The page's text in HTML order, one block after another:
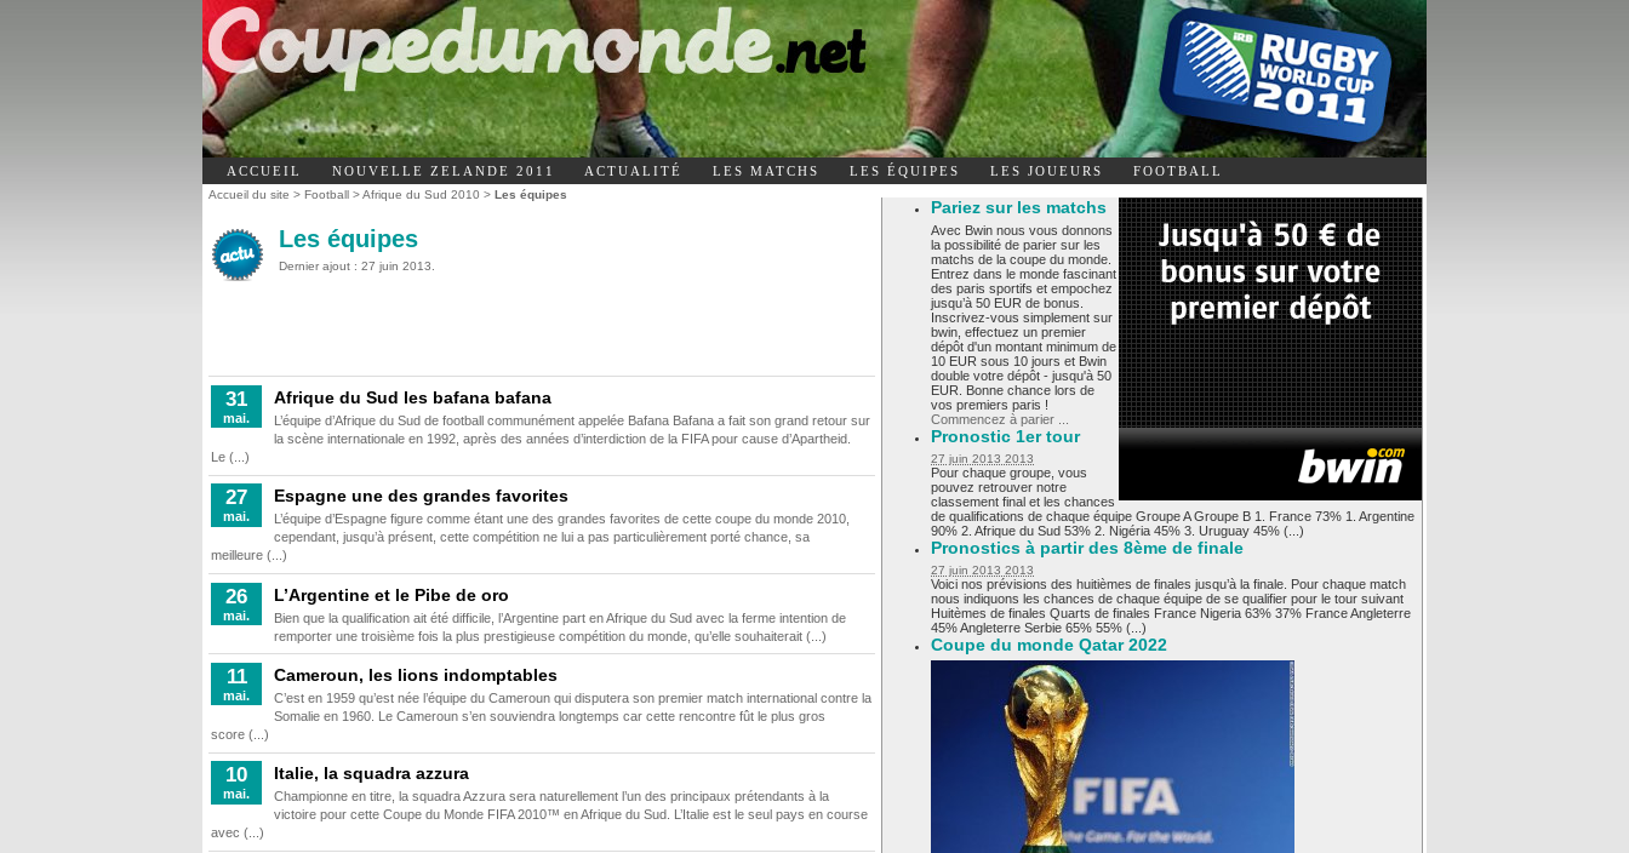
ACCUEIL NOUVELLE ZELANDE 2011 ACTUALITÉ LES MATCHS LES ÉQUIPES LES JOUEURS FOOTBALL
Accueil du site > Football >Afrique du Sud 2010 > Les équipes
Les équipes
Dernier ajout : 27 juin 2013.
31
mai.
Afrique du Sud les bafana bafana
L’équipe d’Afrique du Sud de football communément appelée Bafana Bafana a fait son grand retour sur
la scène internationale en 1992, après des années d’interdiction de la FIFA pour cause d’Apartheid.
Le (...)
27
mai.
Espagne une des grandes favorites
L’équipe d’Espagne figure comme étant une des grandes favorites de cette coupe du monde 2010,
cependant, jusqu’à présent, cette compétition ne lui a pas particulièrement porté chance, sa
meilleure (...)
26
mai.
L’Argentine et le Pibe de oro
Bien que la qualification ait été difficile, l’Argentine part en Afrique du Sud avec la ferme intention de
remporter une troisième fois la plus prestigieuse compétition du monde, qu’elle souhaiterait (...)
11
mai.
Cameroun, les lions indomptables
C’est en 1959 qu’est née l’équipe du Cameroun qui disputera son premier match international contre la
Somalie en 1960. Le Cameroun s’en souviendra longtemps car cette rencontre fût le plus gros
score (...)
10
mai.
Italie, la squadra azzura
Championne en titre, la squadra Azzura sera naturellement l’un des principaux prétendants à la
victoire pour cette Coupe du Monde FIFA 2010™ en Afrique du Sud. L’Italie est le seul pays en course
avec (...)
Pariez sur les matchs
Avec Bwin nous vous donnons
la possibilité de parier sur les
matchs de la coupe du monde.
Entrez dans le monde fascinant
des paris sportifs et empochez
jusqu’à 50 EUR de bonus.
Inscrivez-vous simplement sur
bwin, effectuez un premier
dépôt d'un montant minimum de
10 EUR sous 10 jours et Bwin
double votre dépôt - jusqu'à 50
EUR. Bonne chance lors de
vos premiers paris !
Commencez à parier ...
Pronostic 1er tour
27 juin 2013 2013
Pour chaque groupe, vous
pouvez retrouver notre
classement final et les chances
de qualifications de chaque équipe Groupe A Groupe B 1. France 73% 1. Argentine
90% 2. Afrique du Sud 53% 2. Nigéria 45% 3. Uruguay 45% (...)
Pronostics à partir des 8ème de finale
27 juin 2013 2013
Voici nos prévisions des huitièmes de finales jusqu’à la finale. Pour chaque match
nous indiquons les chances de chaque équipe de se qualifier pour le tour suivant
Huitèmes de finales Quarts de finales France Nigeria 63% 37% France Angleterre
45% Angleterre Serbie 65% 55% (...)
Coupe du monde Qatar 2022